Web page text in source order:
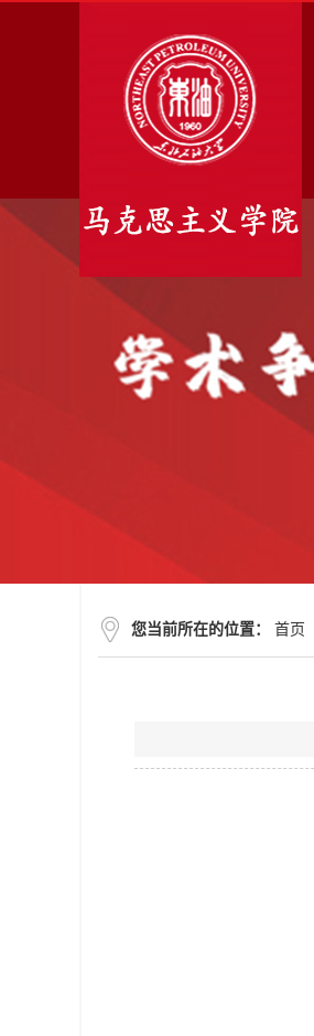
您当前所在的位置： 首页